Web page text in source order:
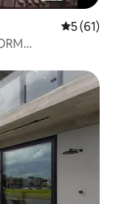
Ortalama
5 (61)